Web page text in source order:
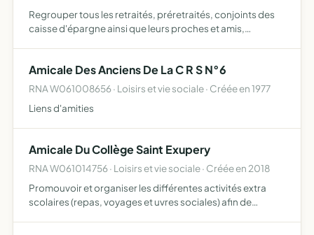
Regrouper tous les retraités, préretraités, conjoints des
caisse d'épargne ainsi que leurs proches et amis,
Amicale Des Anciens De La C R S N°6
RNA W061008656 · Loisirs et vie sociale · Créée en 1977
Liens d'amities
Amicale Du Collège Saint Exupery
RNA W061014756 · Loisirs et vie sociale · Créée en 2018
Promouvoir et organiser les différentes activités extra
scolaires (repas, voyages et uvres sociales) afin de